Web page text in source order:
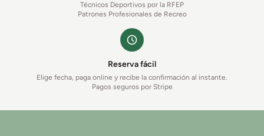
Técnicos Deportivos por la RFEP
Patrones Profesionales de Recreo
Reserva fácil
Elige fecha, paga online y recibe la confirmación al instante.
Pagos seguros por Stripe